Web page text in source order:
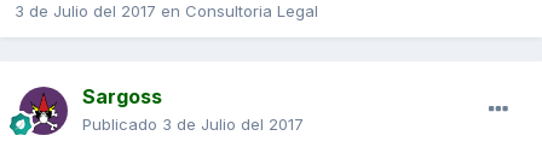
3 de Julio del 2017 en Consultoria Legal
Sargoss
Publicado 3 de Julio del 2017